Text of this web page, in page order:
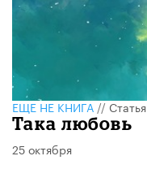
ЕЩЕ НЕ КНИГА//Статья
Така любовь
25 октября